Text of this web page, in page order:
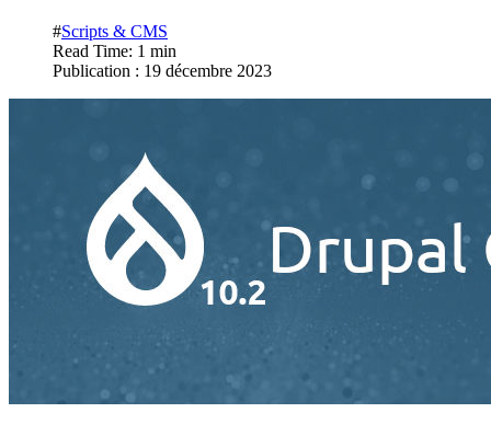
#Scripts & CMS
Read Time: 1 min
Publication : 19 décembre 2023